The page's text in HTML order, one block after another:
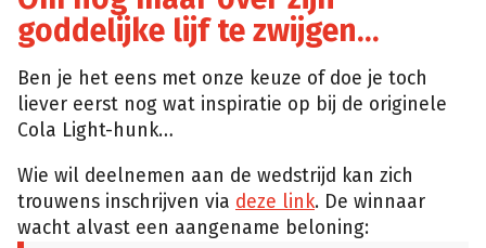
goddelijke lijf te zwijgen…
Ben je het eens met onze keuze of doe je toch
liever eerst nog wat inspiratie op bij de originele
Cola Light-hunk…
Wie wil deelnemen aan de wedstrijd kan zich
trouwens inschrijven via deze link. De winnaar
wacht alvast een aangename beloning: